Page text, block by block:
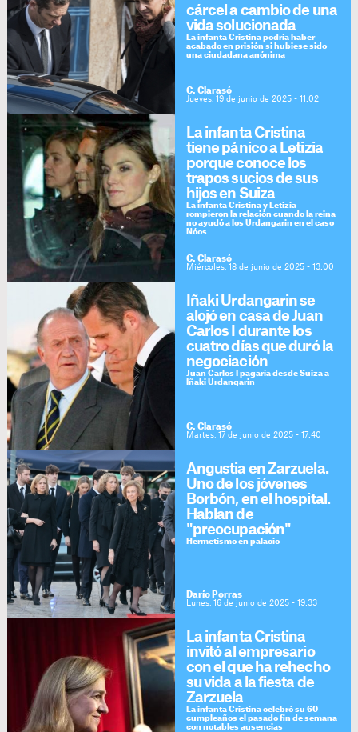
cárcel a cambio de una
vida solucionada
La infanta Cristina podría haber
acabado en prisión si hubiese sido
una ciudadana anónima
C. Clarasó
Jueves, 19 de junio de 2025 - 11:02
La infanta Cristina
tiene pánico a Letizia
porque conoce los
trapos sucios de sus
hijos en Suiza
La infanta Cristina y Letizia
rompieron la relación cuando la reina
no ayudó a los Urdangarin en el caso
Nóos
C. Clarasó
Miércoles, 18 de junio de 2025 - 13:00
Iñaki Urdangarin se
alojó en casa de Juan
Carlos I durante los
cuatro días que duró la
negociación
Juan Carlos I pagaría desde Suiza a
Iñaki Urdangarin
C. Clarasó
Martes, 17 de junio de 2025 - 17:40
Angustia en Zarzuela.
Uno de los jóvenes
Borbón, en el hospital.
Hablan de
"preocupación"
Hermetismo en palacio
Darío Porras
Lunes, 16 de junio de 2025 - 19:33
La infanta Cristina
invitó al empresario
con el que ha rehecho
su vida a la fiesta de
Zarzuela
La infanta Cristina celebró su 60
cumpleaños el pasado fin de semana
con notables ausencias